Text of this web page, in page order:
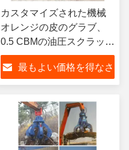
カスタマイズされた機械
オレンジの皮のグラブ、
0.5 CBMの油圧スクラップ
のグラブ0.7 CBM
最もよい価格を得なさ